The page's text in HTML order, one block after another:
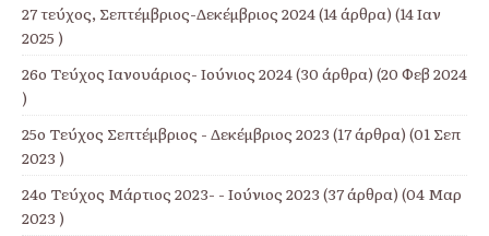
27 τεύχος, Σεπτέμβριος-Δεκέμβριος 2024(14 άρθρα) (14 Ιαν
2025 )
26ο Τεύχος Ιανουάριος- Ιούνιος 2024(30 άρθρα) (20 Φεβ 2024
)
25ο Τεύχος Σεπτέμβριος - Δεκέμβριος 2023 (17 άρθρα) (01 Σεπ
2023 )
24ο Τεύχος Μάρτιος 2023- - Ιούνιος 2023 (37 άρθρα) (04 Μαρ
2023 )